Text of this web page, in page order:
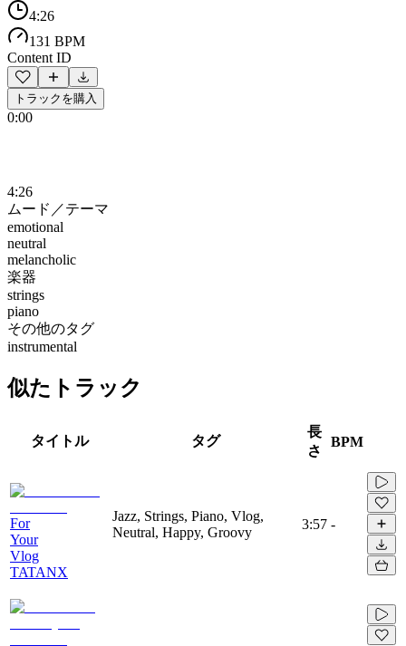
4:26
131 BPM
Content ID
トラックを購入
0:00
4:26
ムード／テーマ
emotional
neutral
melancholic
楽器
strings
piano
その他のタグ
instrumental
似たトラック
タイトル タグ
長
さ
BPM
For
Your
Vlog
TATANX
Jazz, Strings, Piano, Vlog,
Neutral, Happy, Groovy
3:57 -